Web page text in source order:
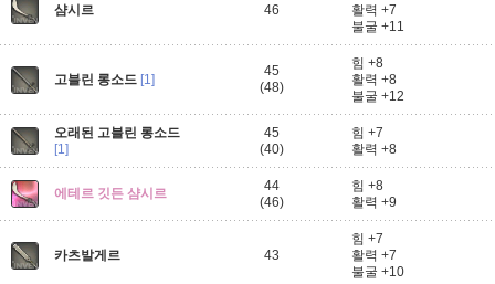
샴시르 46
활력 +7
불굴 +11
고블린 롱소드 [1]
45
(48)
힘 +8
활력 +8
불굴 +12
오래된 고블린 롱소드
[1]
45
(40)
힘 +7
활력 +8
에테르 깃든 샴시르
44
(46)
힘 +8
활력 +9
카츠발게르 43
힘 +7
활력 +7
불굴 +10